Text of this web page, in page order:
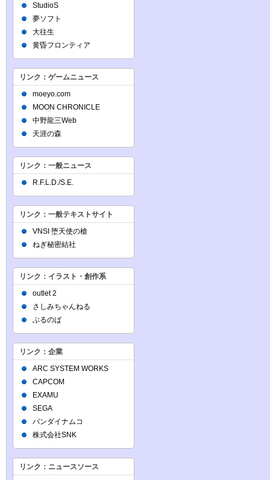
StudioS
夢ソフト
大往生
黄昏フロンティア
リンク：ゲームニュース
moeyo.com
MOON CHRONICLE
中野龍三Web
天涯の森
リンク：一般ニュース
R.F.L.D./S.E.
リンク：一般テキストサイト
VNSI 堕天使の槍
ねぎ秘密結社
リンク：イラスト・創作系
outlet 2
さしみちゃんねる
ぶるのば
リンク：企業
ARC SYSTEM WORKS
CAPCOM
EXAMU
SEGA
バンダイナムコ
株式会社SNK
リンク：ニュースソース